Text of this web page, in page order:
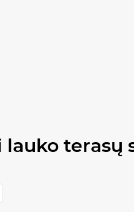
terasų